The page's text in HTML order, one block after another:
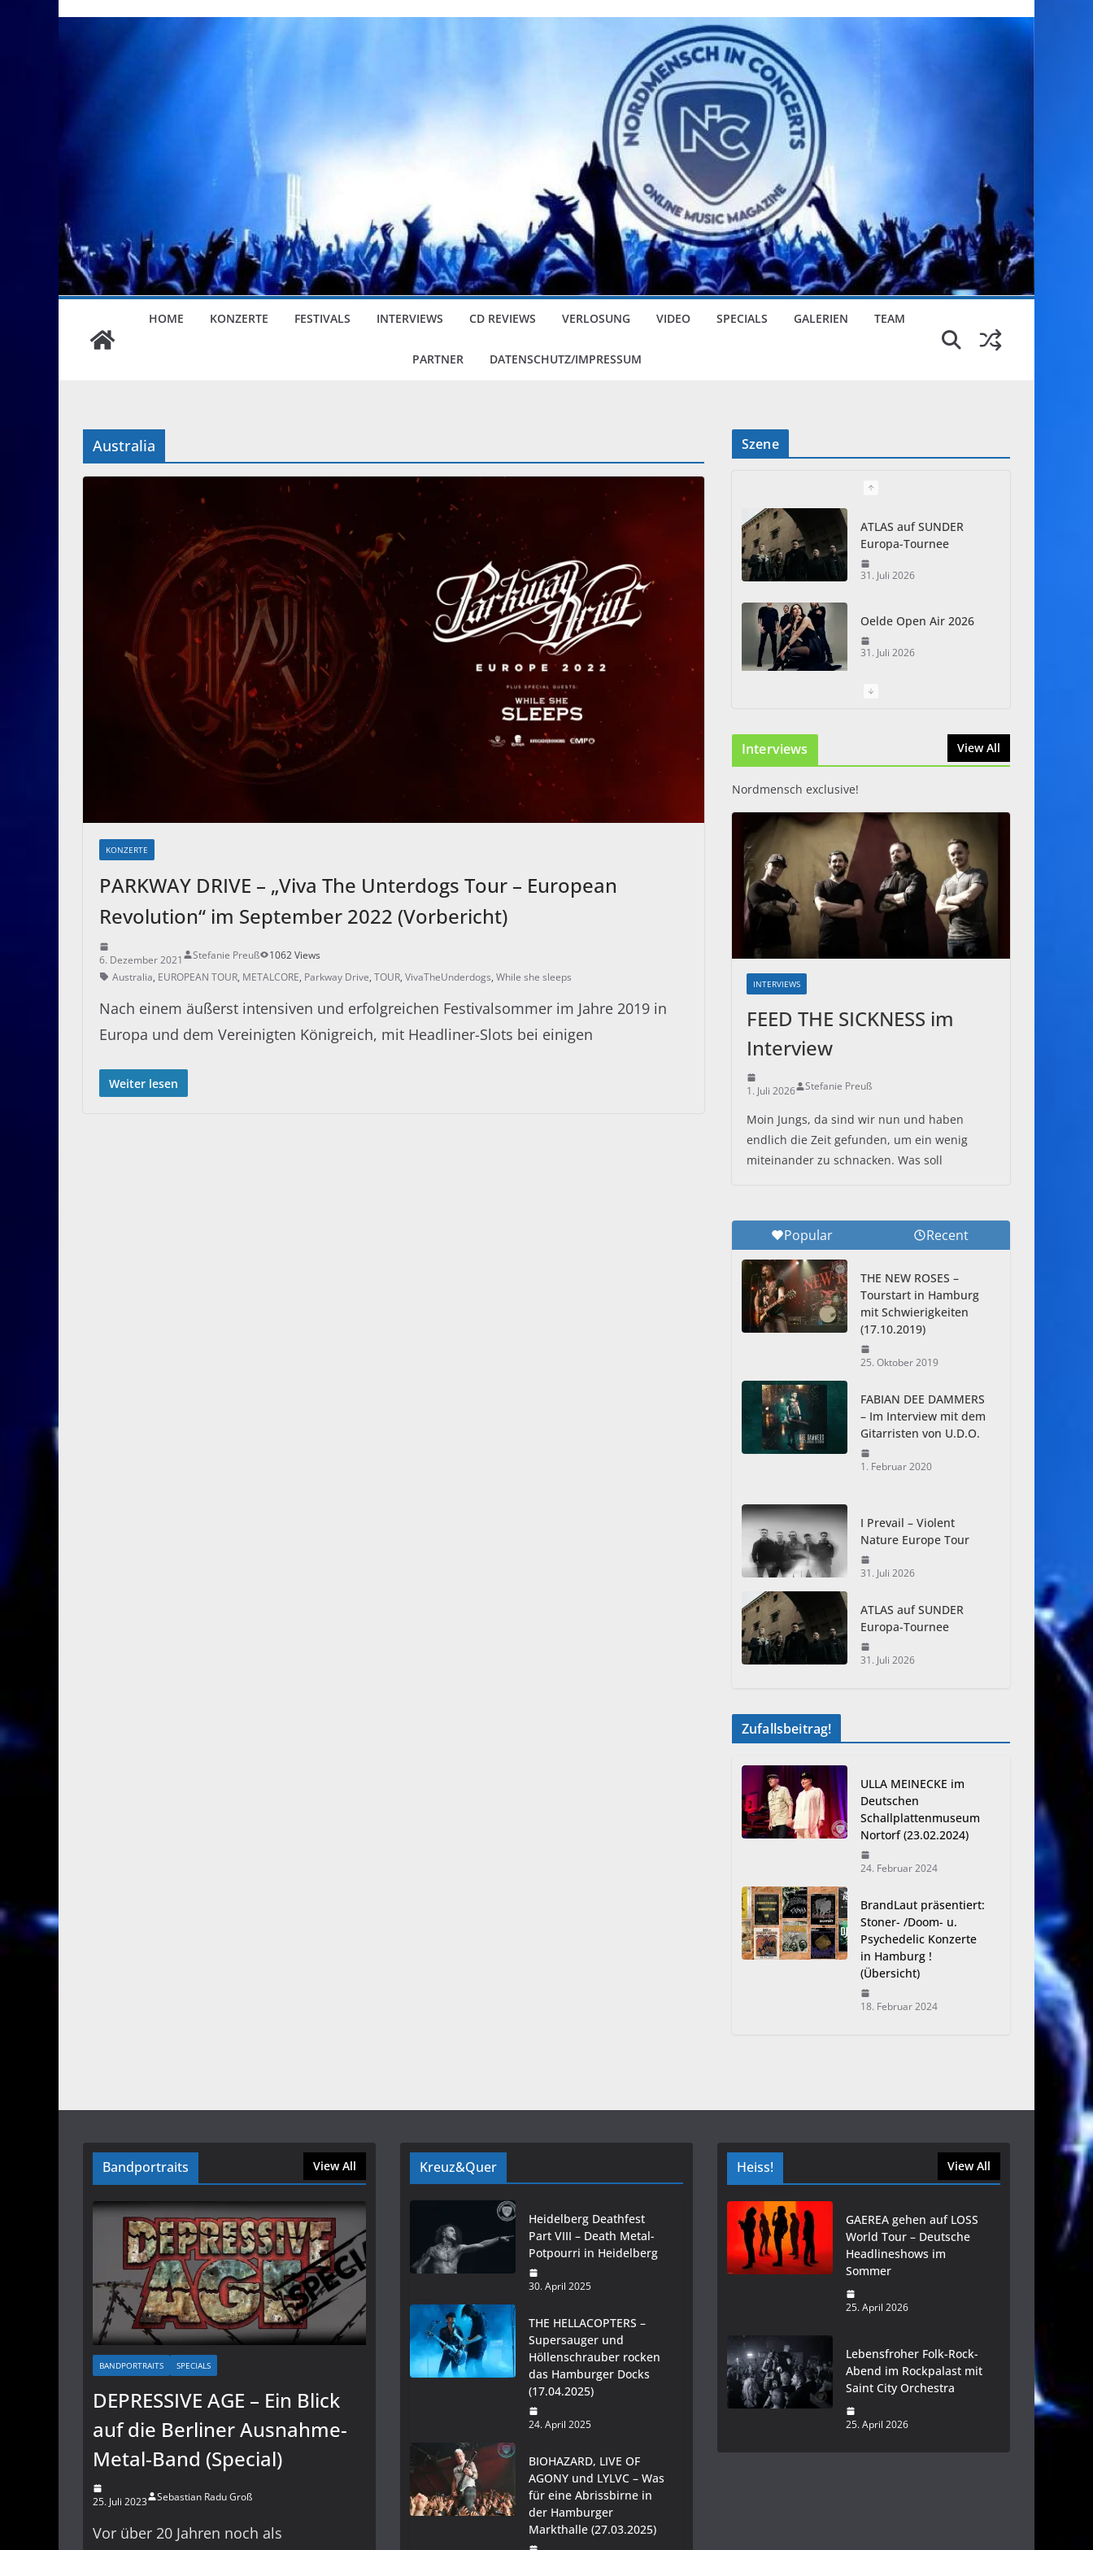
HOME KONZERTE FESTIVALS INTERVIEWS CD REVIEWS VERLOSUNG VIDEO SPECIALS GALERIEN TEAM
PARTNER DATENSCHUTZ/IMPRESSUM
Australia
KONZERTE
PARKWAY DRIVE – „Viva The Unterdogs Tour – European
Revolution“ im September 2022 (Vorbericht)
6. Dezember 2021 Stefanie Preuß
1062 Views
Australia, EUROPEAN TOUR, METALCORE, Parkway Drive, TOUR, VivaTheUnderdogs, While she sleeps
Nach einem äußerst intensiven und erfolgreichen Festivalsommer im Jahre 2019 in
Europa und dem Vereinigten Königreich, mit Headliner-Slots bei einigen
Weiter lesen
Szene
ATLAS auf SUNDER
Europa-Tournee
31. Juli 2026
Oelde Open Air 2026
31. Juli 2026
I Prevail – Violent
Interviews View All
Nordmensch exclusive!
INTERVIEWS
FEED THE SICKNESS im
Interview
1. Juli 2026 Stefanie Preuß
Moin Jungs, da sind wir nun und haben
endlich die Zeit gefunden, um ein wenig
miteinander zu schnacken. Was soll
Popular Recent
THE NEW ROSES –
Tourstart in Hamburg
mit Schwierigkeiten
(17.10.2019)
25. Oktober 2019
FABIAN DEE DAMMERS
– Im Interview mit dem
Gitarristen von U.D.O.
1. Februar 2020
I Prevail – Violent
Nature Europe Tour
31. Juli 2026
ATLAS auf SUNDER
Europa-Tournee
31. Juli 2026
Zufallsbeitrag!
ULLA MEINECKE im
Deutschen
Schallplattenmuseum
Nortorf (23.02.2024)
24. Februar 2024
BrandLaut präsentiert:
Stoner- /Doom- u.
Psychedelic Konzerte
in Hamburg !
(Übersicht)
18. Februar 2024
Bandportraits View All
BANDPORTRAITS SPECIALS
DEPRESSIVE AGE – Ein Blick
auf die Berliner Ausnahme-
Metal-Band (Special)
25. Juli 2023 Sebastian Radu Groß
Vor über 20 Jahren noch als
Kreuz&Quer
Heidelberg Deathfest
Part VIII – Death Metal-
Potpourri in Heidelberg
30. April 2025
THE HELLACOPTERS –
Supersauger und
Höllenschrauber rocken
das Hamburger Docks
(17.04.2025)
24. April 2025
BIOHAZARD, LIVE OF
AGONY und LYLVC – Was
für eine Abrissbirne in
der Hamburger
Markthalle (27.03.2025)
Heiss! View All
GAEREA gehen auf LOSS
World Tour – Deutsche
Headlineshows im
Sommer
25. April 2026
Lebensfroher Folk-Rock-
Abend im Rockpalast mit
Saint City Orchestra
25. April 2026